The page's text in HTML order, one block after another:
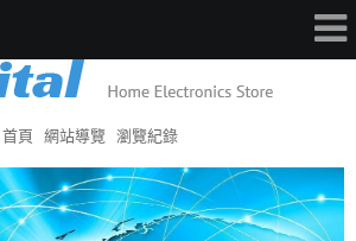
首頁 網站導覽 瀏覽紀錄